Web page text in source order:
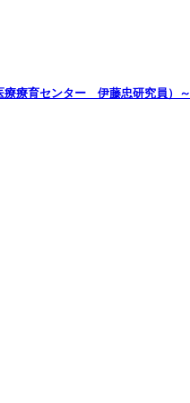
療療育センター 伊藤忠研究員）～